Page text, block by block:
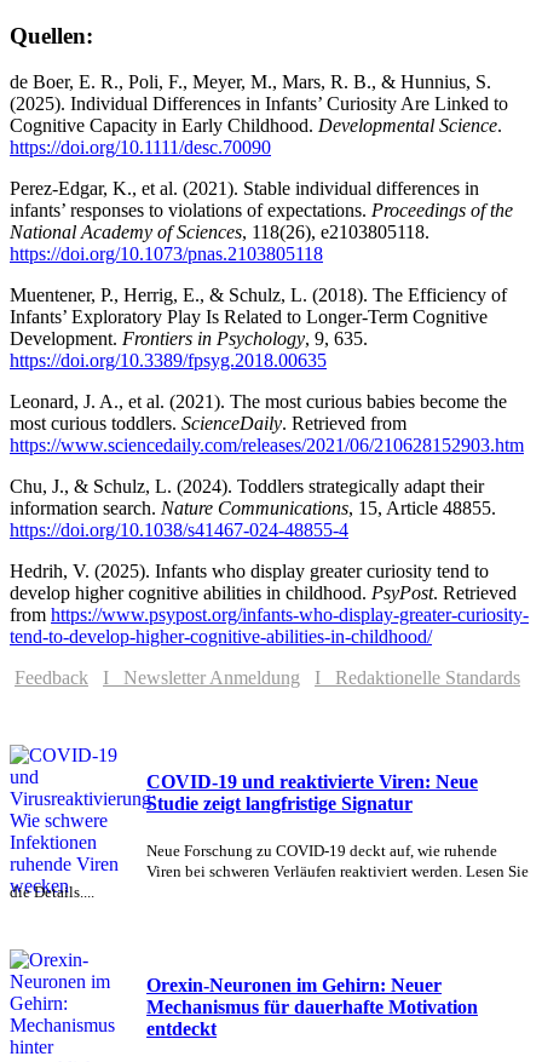
Quellen:
de Boer, E. R., Poli, F., Meyer, M., Mars, R. B., & Hunnius, S.
(2025). Individual Differences in Infants’ Curiosity Are Linked to
Cognitive Capacity in Early Childhood. Developmental Science.
https://doi.org/10.1111/desc.70090
Perez-Edgar, K., et al. (2021). Stable individual differences in
infants’ responses to violations of expectations. Proceedings of the
National Academy of Sciences, 118(26), e2103805118.
https://doi.org/10.1073/pnas.2103805118
Muentener, P., Herrig, E., & Schulz, L. (2018). The Efficiency of
Infants’ Exploratory Play Is Related to Longer-Term Cognitive
Development. Frontiers in Psychology, 9, 635.
https://doi.org/10.3389/fpsyg.2018.00635
Leonard, J. A., et al. (2021). The most curious babies become the
most curious toddlers. ScienceDaily. Retrieved from
https://www.sciencedaily.com/releases/2021/06/210628152903.htm
Chu, J., & Schulz, L. (2024). Toddlers strategically adapt their
information search. Nature Communications, 15, Article 48855.
https://doi.org/10.1038/s41467-024-48855-4
Hedrih, V. (2025). Infants who display greater curiosity tend to
develop higher cognitive abilities in childhood. PsyPost. Retrieved
from https://www.psypost.org/infants-who-display-greater-curiosity-
tend-to-develop-higher-cognitive-abilities-in-childhood/
Feedback
I Newsletter Anmeldung I Redaktionelle Standards
COVID-19 und reaktivierte Viren: Neue
Studie zeigt langfristige Signatur
Neue Forschung zu COVID-19 deckt auf, wie ruhende
Viren bei schweren Verläufen reaktiviert werden. Lesen Sie
die Details....
Orexin-Neuronen im Gehirn: Neuer
Mechanismus für dauerhafte Motivation
entdeckt